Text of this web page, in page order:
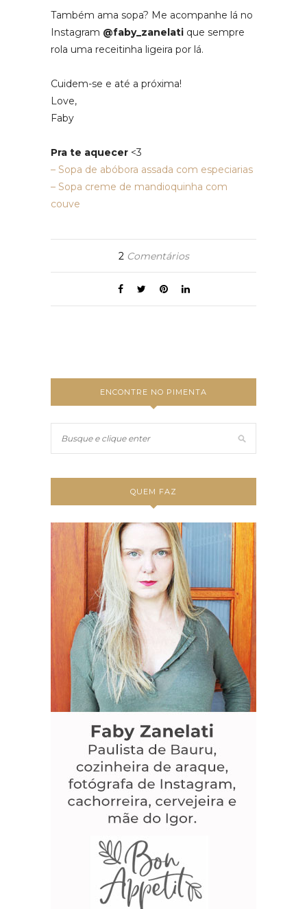
Também ama sopa? Me acompanhe lá no
Instagram @faby_zanelati que sempre
rola uma receitinha ligeira por lá.
Cuidem-se e até a próxima!
Love,
Faby
Pra te aquecer <3
– Sopa de abóbora assada com especiarias
– Sopa creme de mandioquinha com
couve
2Comentários
ENCONTRE NO PIMENTA
QUEM FAZ